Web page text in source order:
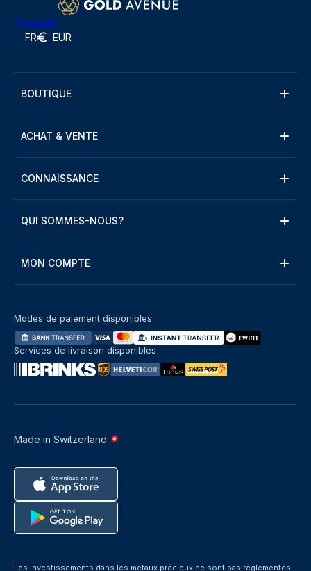
Trustpilot
FR EUR
BOUTIQUE
ACHAT & VENTE
CONNAISSANCE
QUI SOMMES-NOUS?
MON COMPTE
Made in Switzerland
Modes de paiement disponibles
Services de livraison disponibles
Les investissements dans les métaux précieux ne sont pas réglementés